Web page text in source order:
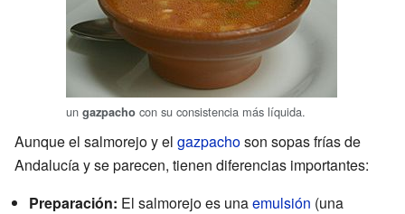
un gazpacho con su consistencia más líquida.
Aunque el salmorejo y el gazpachoson sopas frías de
Andalucía y se parecen, tienen diferencias importantes:
Preparación: El salmorejo es unaemulsión (una